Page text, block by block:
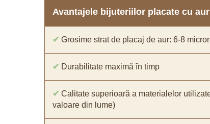
Avantajele bijuteriilor placate cu
✔ Grosime strat de placaj de aur: 6-8
✔ Durabilitate maximă în timp
✔ Calitate superioară a materialelor
valoare din lume)